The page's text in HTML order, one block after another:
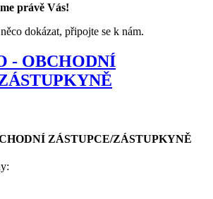
právě Vás!
dokázat, připojte se k nám.
- OBCHODNÍ
ZÁSTUPCE/ZÁSTUPKYNĚ